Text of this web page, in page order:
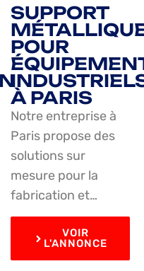
SUPPORT
POUR
À PARIS
Notre entreprise à
Paris propose des
solutions sur
mesure pour la
fabrication et…
VOIR
L'ANNONCE